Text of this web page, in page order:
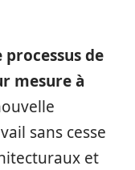
processus de
mesure à
sans cesse
et